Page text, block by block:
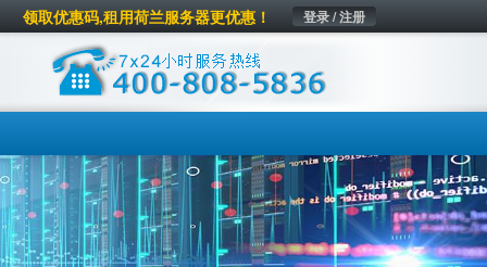
登录 / 注册
领取优惠码,租用荷兰服务器更优惠！